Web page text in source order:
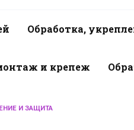
Обработка,
и крепеж
И ЗАЩИТА